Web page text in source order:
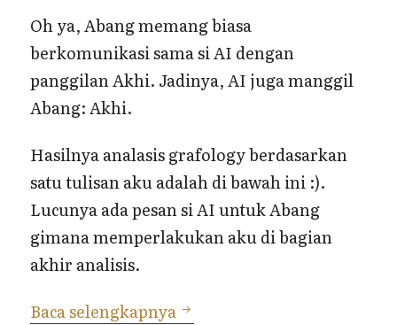
Oh ya, Abang memang biasa
berkomunikasi sama si AI dengan
panggilan Akhi. Jadinya, AI juga manggil
Abang: Akhi.
Hasilnya analasis grafology berdasarkan
satu tulisan aku adalah di bawah ini :).
Lucunya ada pesan si AI untuk Abang
gimana memperlakukan aku di bagian
akhir analisis.
Baca selengkapnya Hidung Mungil